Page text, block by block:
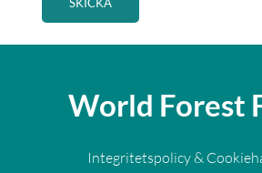
World Forest
Integritetspolicy &